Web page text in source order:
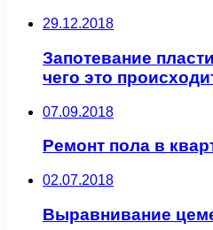
29.12.2018
Запотевание
чего это
07.09.2018
Ремонт пола в
02.07.2018
Выравнивание